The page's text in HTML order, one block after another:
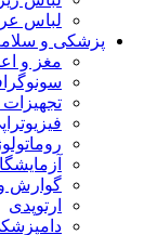
لباس
پزشکی و
مغز و
گوارش و
ارتوپدی